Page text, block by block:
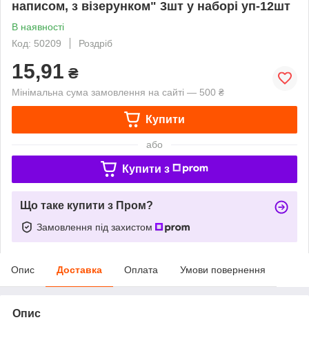
написом, з візерунком" 3шт у наборі уп-12шт
В наявності
Код: 50209
Роздріб
15,91 ₴
Мінімальна сума замовлення на сайті — 500 ₴
Купити
або
Купити з
Що таке купити з Пром?
Замовлення під захистом
Опис Доставка Оплата Умови повернення
Опис